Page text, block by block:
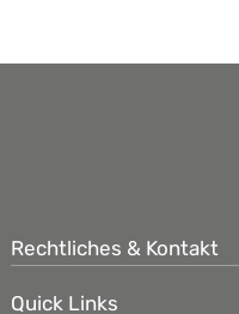
Rechtliches & Kontakt
Quick Links